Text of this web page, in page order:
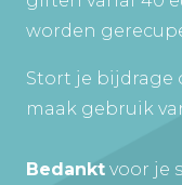
worden
Stort je bijdrage
maak gebruik
Bedanktvoor je